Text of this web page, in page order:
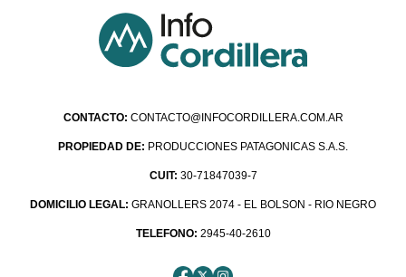
CONTACTO: CONTACTO@INFOCORDILLERA.COM.AR
PROPIEDAD DE: PRODUCCIONES PATAGONICAS S.A.S.
CUIT: 30-71847039-7
DOMICILIO LEGAL: GRANOLLERS 2074 - EL BOLSON - RIO NEGRO
TELEFONO: 2945-40-2610